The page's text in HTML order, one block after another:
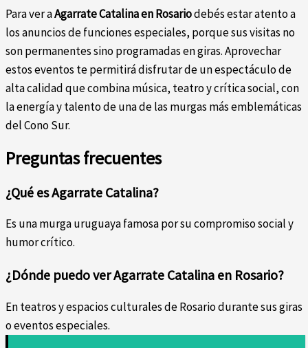
Para ver aAgarrate Catalina en Rosariodebés estar atento a
los anuncios de funciones especiales, porque sus visitas no
son permanentes sino programadas en giras. Aprovechar
estos eventos te permitirá disfrutar de un espectáculo de
alta calidad que combina música, teatro y crítica social, con
la energía y talento de una de las murgas más emblemáticas
del Cono Sur.
Preguntas frecuentes
¿Qué es Agarrate Catalina?
Es una murga uruguaya famosa por su compromiso social y
humor crítico.
¿Dónde puedo ver Agarrate Catalina en Rosario?
En teatros y espacios culturales de Rosario durante sus giras
o eventos especiales.